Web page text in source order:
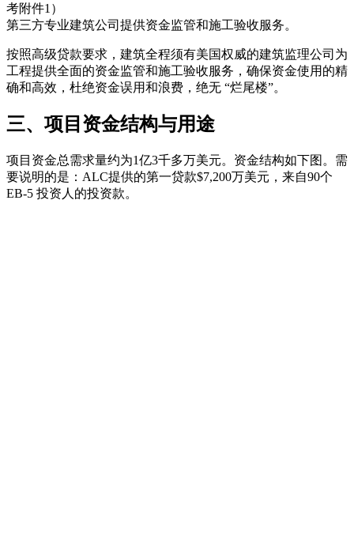
考附件1）
第三方专业建筑公司提供资金监管和施工验收服务。
按照高级贷款要求，建筑全程须有美国权威的建筑监理公司为
工程提供全面的资金监管和施工验收服务，确保资金使用的精
确和高效，杜绝资金误用和浪费，绝无 “烂尾楼”。
三、项目资金结构与用途
项目资金总需求量约为1亿3千多万美元。资金结构如下图。需
要说明的是：ALC提供的第一贷款$7,200万美元，来自90个
EB-5 投资人的投资款。